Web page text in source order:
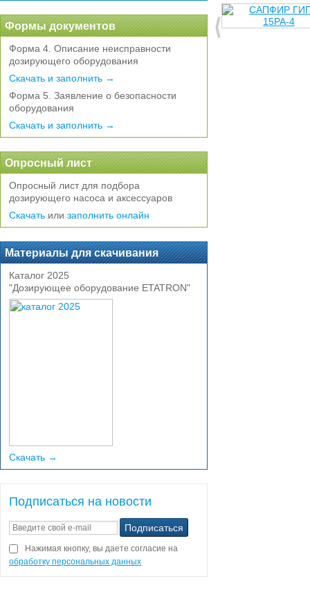
Формы документов
Форма 4. Описание неисправности
дозирующего оборудования
Скачать и заполнить →
Форма 5. Заявление о безопасности
оборудования
Скачать и заполнить →
Опросный лист
Опросный лист для подбора
дозирующего насоса и аксессуаров
Скачать или заполнить онлайн
Материалы для скачивания
Каталог 2025
"Дозирующее оборудование ETATRON"
Скачать →
Подписаться на новости
Нажимая кнопку, вы даете согласие на
обработку персональных данных